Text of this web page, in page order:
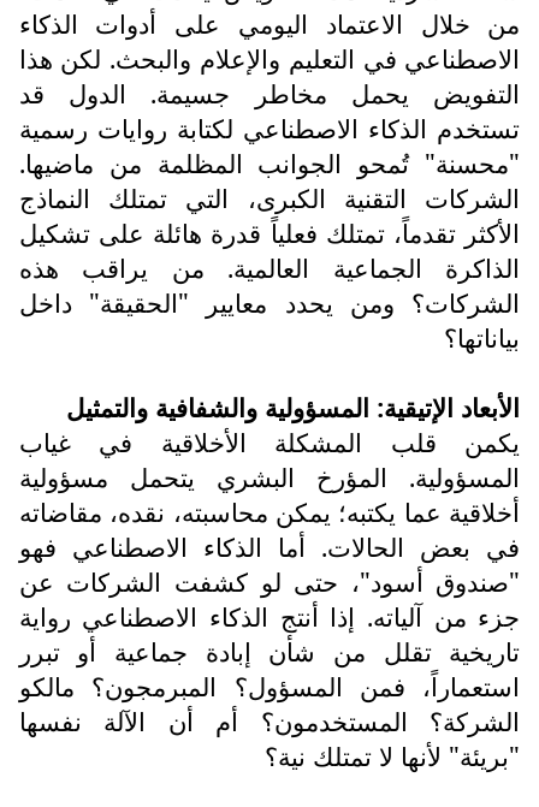
من خلال الاعتماد اليومي على أدوات الذكاء
الاصطناعي في التعليم والإعلام والبحث. لكن هذا
التفويض يحمل مخاطر جسيمة. الدول قد
تستخدم الذكاء الاصطناعي لكتابة روايات رسمية
"محسنة" تُمحو الجوانب المظلمة من ماضيها.
الشركات التقنية الكبرى، التي تمتلك النماذج
الأكثر تقدماً، تمتلك فعلياً قدرة هائلة على تشكيل
الذاكرة الجماعية العالمية. من يراقب هذه
الشركات؟ ومن يحدد معايير "الحقيقة" داخل
بياناتها؟
الأبعاد الإتيقية: المسؤولية والشفافية والتمثيل
يكمن قلب المشكلة الأخلاقية في غياب
المسؤولية. المؤرخ البشري يتحمل مسؤولية
أخلاقية عما يكتبه؛ يمكن محاسبته، نقده، مقاضاته
في بعض الحالات. أما الذكاء الاصطناعي فهو
"صندوق أسود"، حتى لو كشفت الشركات عن
جزء من آلياته. إذا أنتج الذكاء الاصطناعي رواية
تاريخية تقلل من شأن إبادة جماعية أو تبرر
استعماراً، فمن المسؤول؟ المبرمجون؟ مالكو
الشركة؟ المستخدمون؟ أم أن الآلة نفسها
"بريئة" لأنها لا تمتلك نية؟